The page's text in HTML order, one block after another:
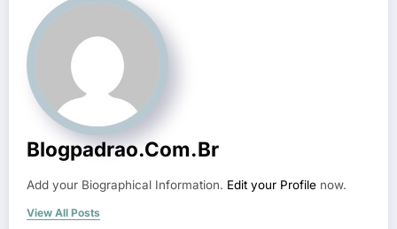
Blogpadrao.com.br
Add your Biographical Information. Edit your Profile now.
View All Posts